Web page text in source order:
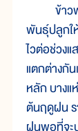
ข้าวฟ่า
พันธุ์ปลูกใ
ไวต่อช่วง
แตกต่างกั
หลัก บาง
ต้นฤดูฝน